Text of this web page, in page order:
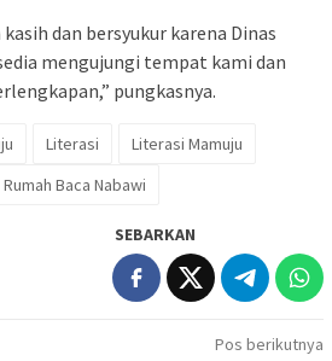
dan bersyukur karena Dinas
mengujungi tempat kami dan
pungkasnya.
Literasi
Literasi Mamuju
Rumah Baca Nabawi
SEBARKAN
Pos berikutnya